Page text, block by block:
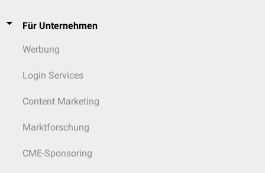
Für Unternehmen
Werbung
Login Services
Content Marketing
Marktforschung
CME-Sponsoring